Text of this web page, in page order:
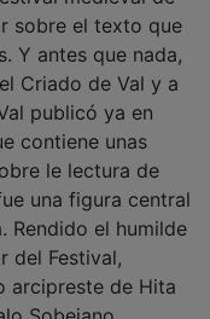
medieval de
sobre el texto que
Y antes que nada,
Criado de Val y a
publicó ya en
contiene unas
le lectura de
una figura central
el humilde
del Festival,
arcipreste de Hita